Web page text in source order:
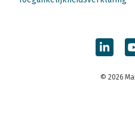
© 2026